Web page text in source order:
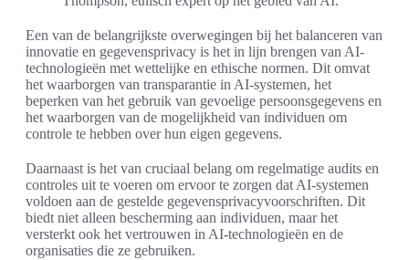
Een van de belangrijkste overwegingen bij het balanceren van
innovatie en gegevensprivacy is het in lijn brengen van AI-
technologieën met wettelijke en ethische normen. Dit omvat
het waarborgen van transparantie in AI-systemen, het
beperken van het gebruik van gevoelige persoonsgegevens en
het waarborgen van de mogelijkheid van individuen om
controle te hebben over hun eigen gegevens.
Daarnaast is het van cruciaal belang om regelmatige audits en
controles uit te voeren om ervoor te zorgen dat AI-systemen
voldoen aan de gestelde gegevensprivacyvoorschriften. Dit
biedt niet alleen bescherming aan individuen, maar het
versterkt ook het vertrouwen in AI-technologieën en de
organisaties die ze gebruiken.